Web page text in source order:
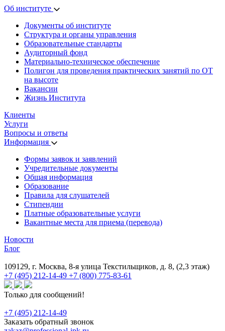
Об институте
Документы об институте
Структура и органы управления
Образовательные стандарты
Аудиторный фонд
Материально-техническое обеспечение
Полигон для проведения практических занятий по ОТ
на высоте
Вакансии
Жизнь Института
Клиенты
Услуги
Вопросы и ответы
Информация
Формы заявок и заявлений
Учредительные документы
Общая информация
Образование
Правила для слушателей
Стипендии
Платные образовательные услуги
Вакантные места для приема (перевода)
Новости
Блог
109129, г. Москва, 8-я улица Текстильщиков, д. 8, (2,3 этаж)
+7 (495) 212-14-49 +7 (800) 775-83-61
Только для сообщений!
+7 (495) 212-14-49
Заказать обратный звонок